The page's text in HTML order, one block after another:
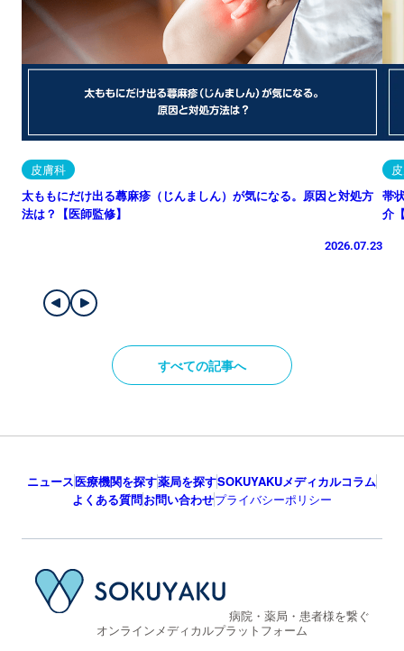
皮膚科
太ももにだけ出る蕁麻疹（じんましん）が気になる。原因と対処方
法は？【医師監修】
2026.07.23
帯
介
すべての記事へ
ニュース医療機関を探す薬局を探すSOKUYAKUメディカルコラム
よくある質問お問い合わせプライバシーポリシー
病院・薬局・患者様を繋ぐ
オンラインメディカルプラットフォーム